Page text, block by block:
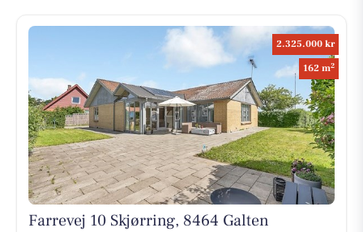
2.325.000 kr
162 m2
Farrevej 10 Skjørring, 8464 Galten